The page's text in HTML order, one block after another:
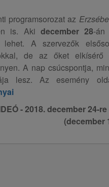
programsorozat az
is. Aki december 28-án
lehet. A szervezők
de az őket
A nap csúcspontja,
lesz. Az esemény
- 2018. december 24-
(december